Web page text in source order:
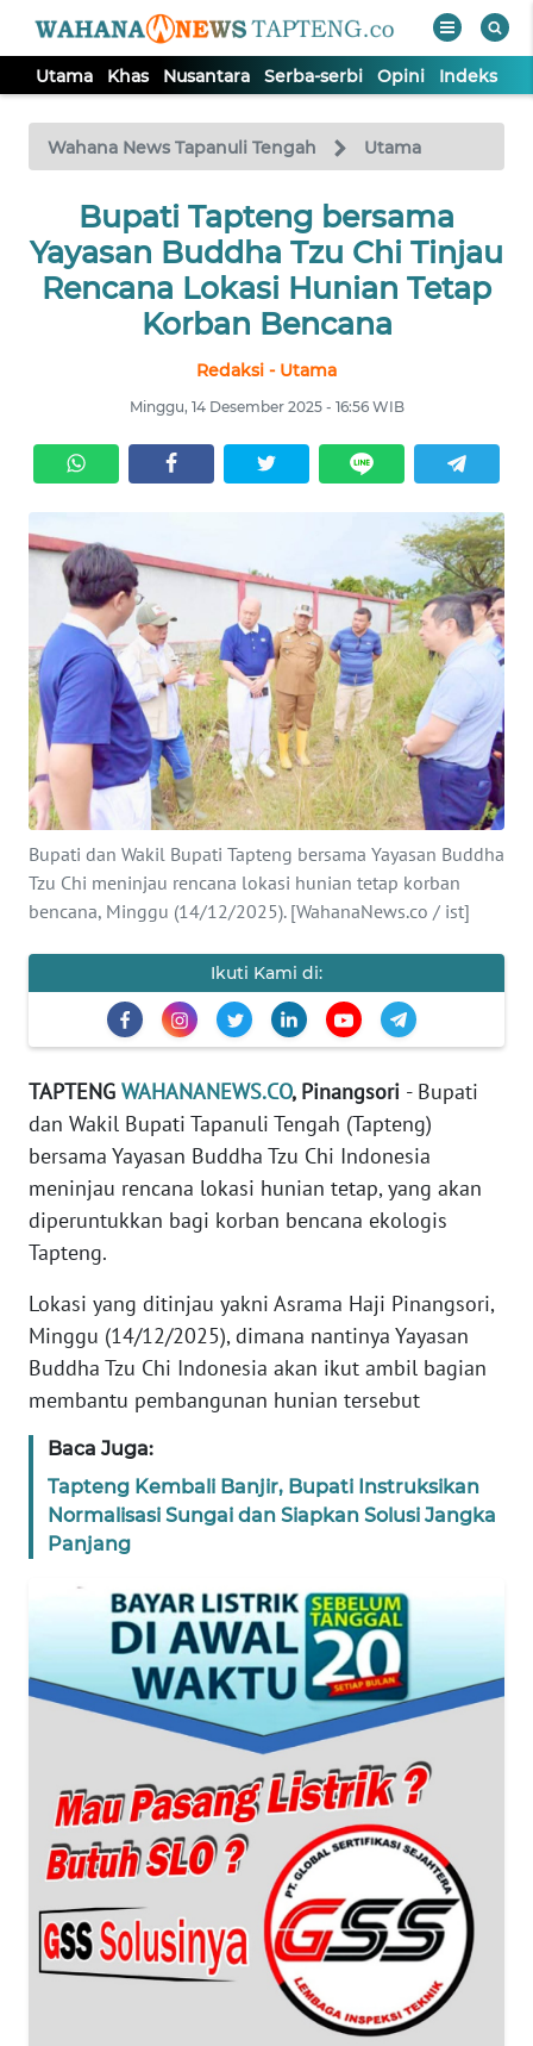
Utama Khas Nusantara Serba-serbi Opini Indeks
Wahana News Tapanuli Tengah Utama
Bupati Tapteng bersama
Yayasan Buddha Tzu Chi Tinjau
Rencana Lokasi Hunian Tetap
Korban Bencana
Redaksi - Utama
Minggu, 14 Desember 2025 - 16:56 WIB
Bupati dan Wakil Bupati Tapteng bersama Yayasan Buddha
Tzu Chi meninjau rencana lokasi hunian tetap korban
bencana, Minggu (14/12/2025). [WahanaNews.co / ist]
Ikuti Kami di:
TAPTENG WAHANANEWS.CO, Pinangsori - Bupati
dan Wakil Bupati Tapanuli Tengah (Tapteng)
bersama Yayasan Buddha Tzu Chi Indonesia
meninjau rencana lokasi hunian tetap, yang akan
diperuntukkan bagi korban bencana ekologis
Tapteng.
Lokasi yang ditinjau yakni Asrama Haji Pinangsori,
Minggu (14/12/2025), dimana nantinya Yayasan
Buddha Tzu Chi Indonesia akan ikut ambil bagian
membantu pembangunan hunian tersebut
Baca Juga:
Tapteng Kembali Banjir, Bupati Instruksikan
Normalisasi Sungai dan Siapkan Solusi Jangka
Panjang
TV
Tutup
UTAMA
KHAS
SERBI
OPINI
Informasi
INDEKS
BERITA
KONTAK
KAMI
INFO
IKLAN
TENTANG
KAMI
MEDIA
REDAKSI
KARIR
DISCLAIMER
News
WN
SUMUT
JAKARTA
JABAR
WN
KEPRI
WN
PAPUA